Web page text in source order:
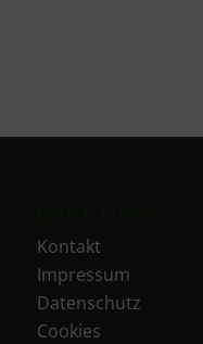
Kontakt
Impressum
Datenschutz
Cookies